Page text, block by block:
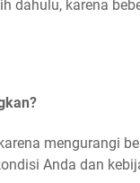
dahulu, karena
mengurangi
Anda dan